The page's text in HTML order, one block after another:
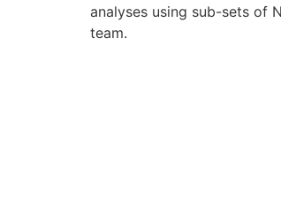
analyses using sub-sets of
team.